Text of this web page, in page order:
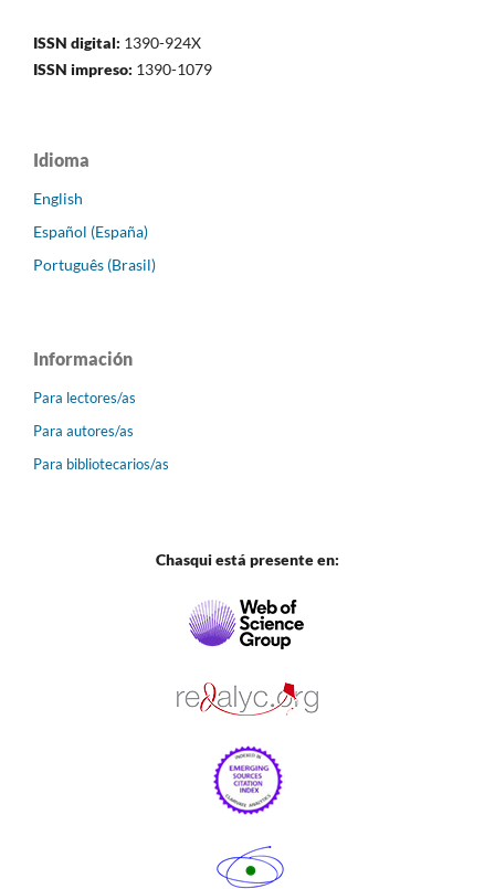
ISSN digital: 1390-924X
ISSN impreso: 1390-1079
Idioma
English
Español (España)
Português (Brasil)
Información
Para lectores/as
Para autores/as
Para bibliotecarios/as
Chasqui está presente en: